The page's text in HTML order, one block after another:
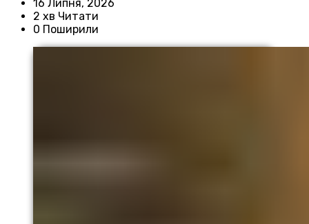
16 Липня, 2026
2 хв Читати
0 Поширили